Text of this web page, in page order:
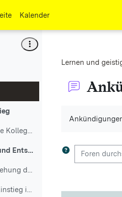
Kalender
Liebe Kolleginnen, liebe Kollegen, dies...
Modul 1: Begründung und Entstehung
Begründung und Entstehung der neuen Bildungspl...
Video Modul 1 Video: Einstieg in die neuen Bi...
Lernen und
Foren